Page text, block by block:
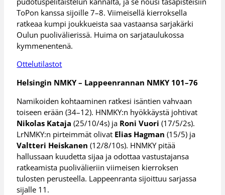
ToPon kanssa sijoille 7–8. Viimeisellä kierroksella
ratkeaa kumpi joukkueista saa vastaansa sarjakärki
Oulun puolivälierissä. Huima on sarjataulukossa
kymmenentenä.
Ottelutilastot
Helsingin NMKY – Lappeenrannan NMKY 101–76
Namikoiden kohtaaminen ratkesi isäntien vahvaan
toiseen erään (34–12). HNMKY:n hyökkäystä johtivat
Nikolas Kataja (25/10/4s) ja Roni Vuori (17/5/2s).
LrNMKY:n pirteimmät olivat Elias Hagman (15/5) ja
Valtteri Heiskanen (12/8/10s). HNMKY pitää
hallussaan kuudetta sijaa ja odottaa vastustajansa
ratkeamista puolivälieriin viimeisen kierroksen
tulosten perusteella. Lappeenranta sijoittuu sarjassa
sijalle 11.